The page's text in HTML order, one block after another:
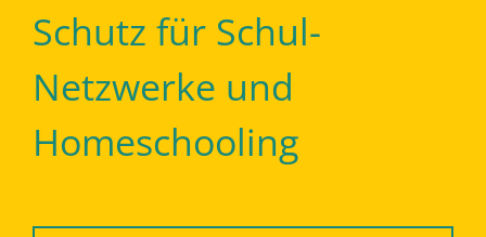
Schutz für Schul-
Netzwerke und
Homeschooling